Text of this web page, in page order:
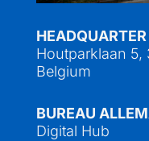
HEADQUARTER
Houtparklaan 5,
Belgium
BUREAU
Digital Hub